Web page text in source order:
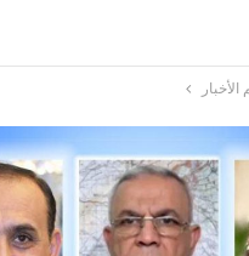
الأخبار